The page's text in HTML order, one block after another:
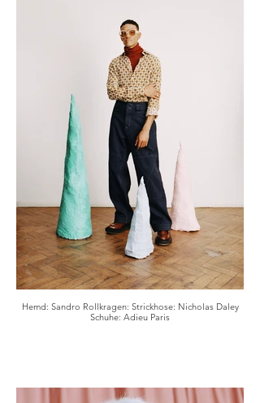
Hemd: Sandro Rollkragen: Strickhose: Nicholas Daley
Schuhe: Adieu Paris